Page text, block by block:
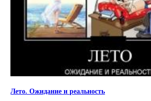
Лето. Ожидание и реальность